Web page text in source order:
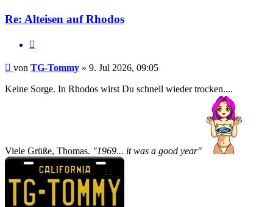
Re: Alteisen auf Rhodos
Beitrag
von TG-Tommy » 9. Jul 2026, 09:05
Keine Sorge. In Rhodos wirst Du schnell wieder trocken....
Viele Grüße, Thomas. "1969... it was a good year"